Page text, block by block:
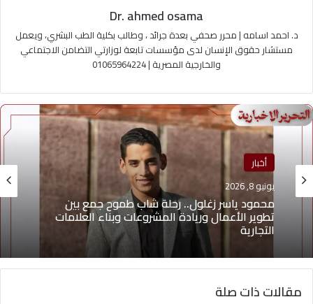
Dr. ahmed osama
د. احمد اسامه | محرر صحفي بعدة جرائد ، وطالب بكلية الطب البشري، ويعمل
مستشار حقوق الإنسان لدى مؤسسات تابعة لوزارتي التضامن الاجتماعي
والخارجية المصرية | 01065964224
أخبار
يونيو 8, 2026
محمود ياسر زغلول.. رحلة شاب طموح جمع بين
تطوير الأعمال وريادة المشروعات وبناء العلامات
التجارية
مقالات ذات صلة